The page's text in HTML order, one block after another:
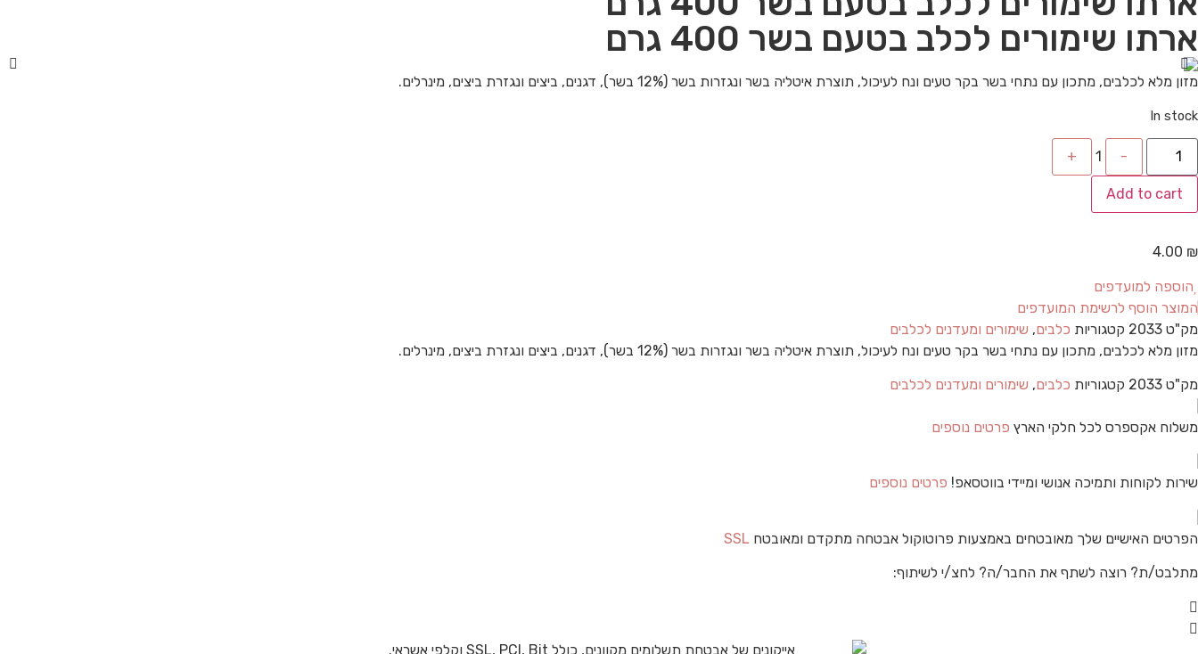
ארתו שימורים לכלב בטעם בשר 400 גרם
מזון מלא לכלבים, מתכון עם נתחי בשר בקר טעים ונח לעיכול, תוצרת איטליה בשר ונגזרות בשר (12% בשר), דגנים, ביצים ונגזרת ביצים, מינרלים.
In stock
Quantity
-
1
+
Add to cart
4.00 ₪
הוספה למועדפים
המוצר הוסף לרשימת המועדפים
מק"ט 2033 קטגוריות כלבים, שימורים ומעדנים לכלבים
מזון מלא לכלבים, מתכון עם נתחי בשר בקר טעים ונח לעיכול, תוצרת איטליה בשר ונגזרות בשר (12% בשר), דגנים, ביצים ונגזרת ביצים, מינרלים.
מק"ט 2033 קטגוריות כלבים, שימורים ומעדנים לכלבים
משלוח אקספרס לכל חלקי הארץ פרטים נוספים
שירות לקוחות ותמיכה אנושי ומיידי בווטסאפ! פרטים נוספים
הפרטים האישיים שלך מאובטחים באמצעות פרוטוקול אבטחה מתקדם ומאובטח SSL
מתלבט/ת? רוצה לשתף את החבר/ה? לחצ/י לשיתוף: